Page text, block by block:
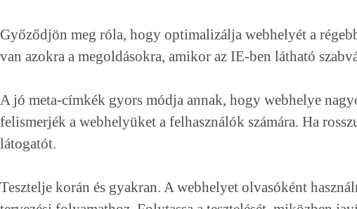
Győződjön meg róla, hogy optimalizálja webhelyét a
van azokra a megoldásokra, amikor az IE-ben látható
A jó meta-címkék gyors módja annak, hogy webhelye
felismerjék a webhelyüket a felhasználók számára. Ha
látogatót.
Tesztelje korán és gyakran. A webhelyet olvasóként